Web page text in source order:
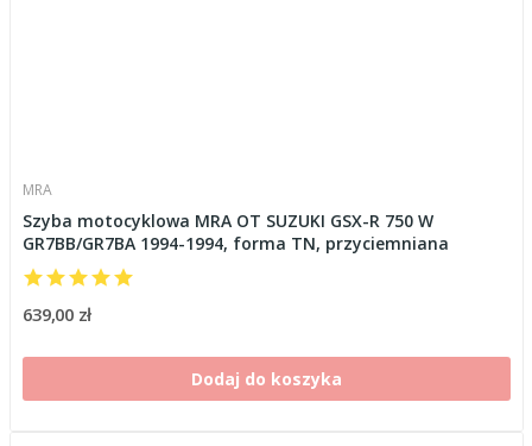
MRA
Szyba motocyklowa MRA OT SUZUKI GSX-R 750 W
GR7BB/GR7BA 1994-1994, forma TN, przyciemniana
639,00 zł
Dodaj do koszyka